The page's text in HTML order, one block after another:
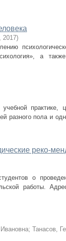
2017)
а
практике,
разного пола и
реко-
о
работы.
; Танасов,